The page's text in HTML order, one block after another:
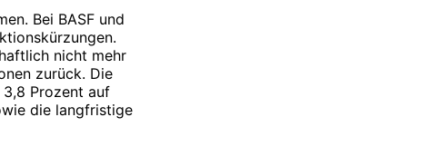
Bei BASF und
nicht mehr
zurück. Die
Prozent auf
die langfristige